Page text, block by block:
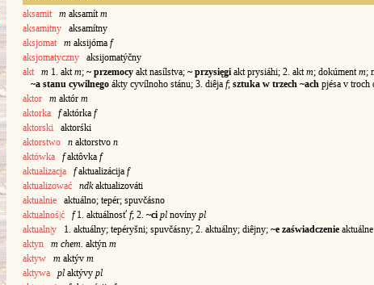
aksamit m aksamít m
aksamitny aksamítny
aksjomat
m aksijóma f
aksjomatyczny aksijomatýčny
akt
m 1. akt m; ~ przemocy akt nasílstva; ~ przysięgi akt prysiáhi; 2. akt m; dokúment m;
~a stanu cywilnego ákty cyvílnoho stánu; 3. diêja f; sztuka w trzech ~ach pjésa v troch
aktor
m aktór m
aktorka
faktórka f
aktorski aktorśki
aktorstwo
n aktorstvo n
aktówka
faktôvka f
aktualizacja
faktualizácija f
aktualizować
ndkaktualizováti
aktualnie aktuálno; tepér; spuvčásno
aktualnoś|ć
f1. aktuálnosť f; 2. ~ci pl novíny pl
aktualn|y 1. aktuálny; tepéryšni; spuvčásny; 2. aktuálny; diêjny; ~e zaświadczenie
aktyn
m chem. aktýn m
aktyw
m aktýv m
aktywa
pl aktývy pl